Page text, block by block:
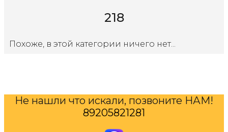
218
Похоже, в этой категории ничего нет...
Не нашли что искали, позвоните НАМ!
89205821281